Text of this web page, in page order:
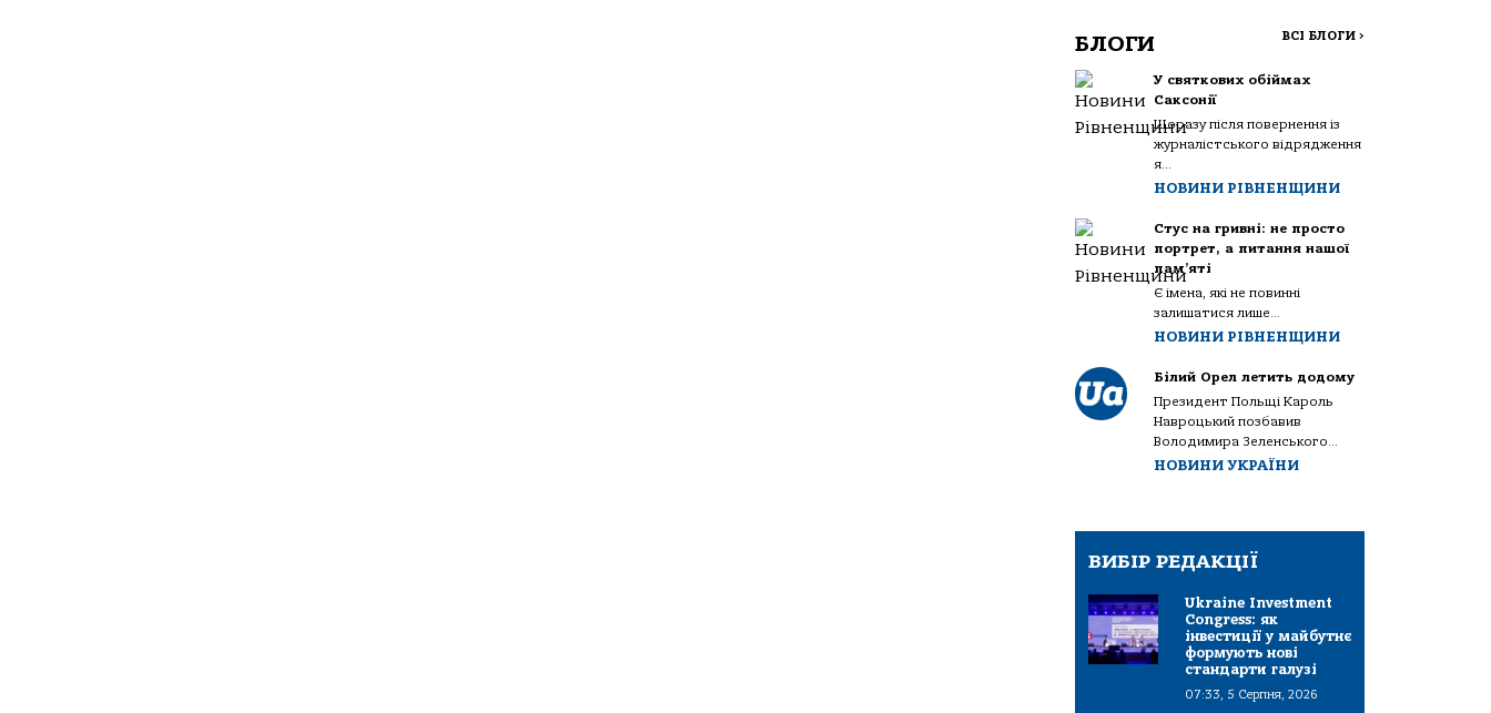
БЛОГИ ВСІ БЛОГИ >
У святкових обіймах
Саксонії
Щоразу після повернення із
журналістського відрядження
я...
НОВИНИ РІВНЕНЩИНИ
Стус на гривні: не просто
портрет, а питання нашої
пам’яті
Є імена, які не повинні
залишатися лише...
НОВИНИ РІВНЕНЩИНИ
Білий Орел летить додому
Президент Польщі Кароль
Навроцький позбавив
Володимира Зеленського...
НОВИНИ УКРАЇНИ
ВИБІР РЕДАКЦІЇ
Ukraine Investment
Congress: як
інвестиції у майбутнє
формують нові
стандарти галузі
07:33, 5 Серпня, 2026